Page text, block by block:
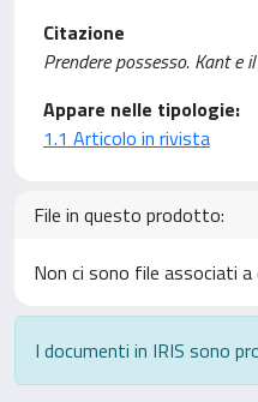
Citazione
Prendere possesso. Kant e
Appare nelle tipologie:
1.1 Articolo in rivista
File in questo prodotto:
Non ci sono file associati
I documenti in IRIS sono